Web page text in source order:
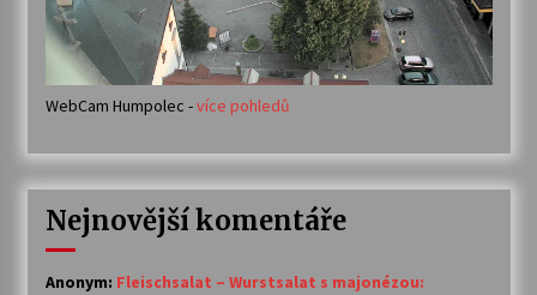
WebCam Humpolec -více pohledů
Nejnovější komentáře
Anonym: Fleischsalat – Wurstsalat s majonézou: